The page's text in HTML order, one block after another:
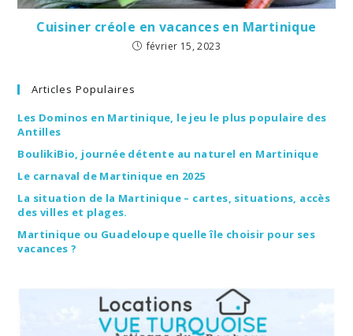
Cuisiner créole en vacances en Martinique
février 15, 2023
Articles Populaires
Les Dominos en Martinique, le jeu le plus populaire des
Antilles
BoulikiBio, journée détente au naturel en Martinique
Le carnaval de Martinique en 2025
La situation de la Martinique – cartes, situations, accès
des villes et plages.
Martinique ou Guadeloupe quelle île choisir pour ses
vacances ?